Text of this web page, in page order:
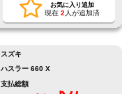
お気に入り追加
現在 2 人が追加済
スズキ
ハスラー 660 X
支払総額